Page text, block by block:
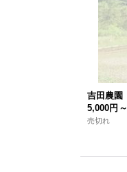
吉田農園
5,000円 ～
売切れ